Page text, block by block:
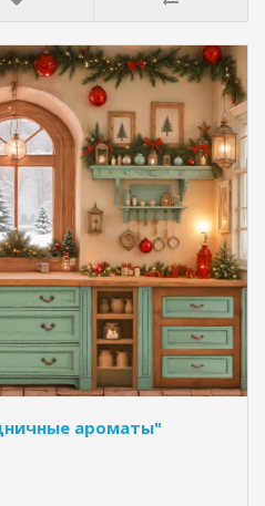
ароматы"